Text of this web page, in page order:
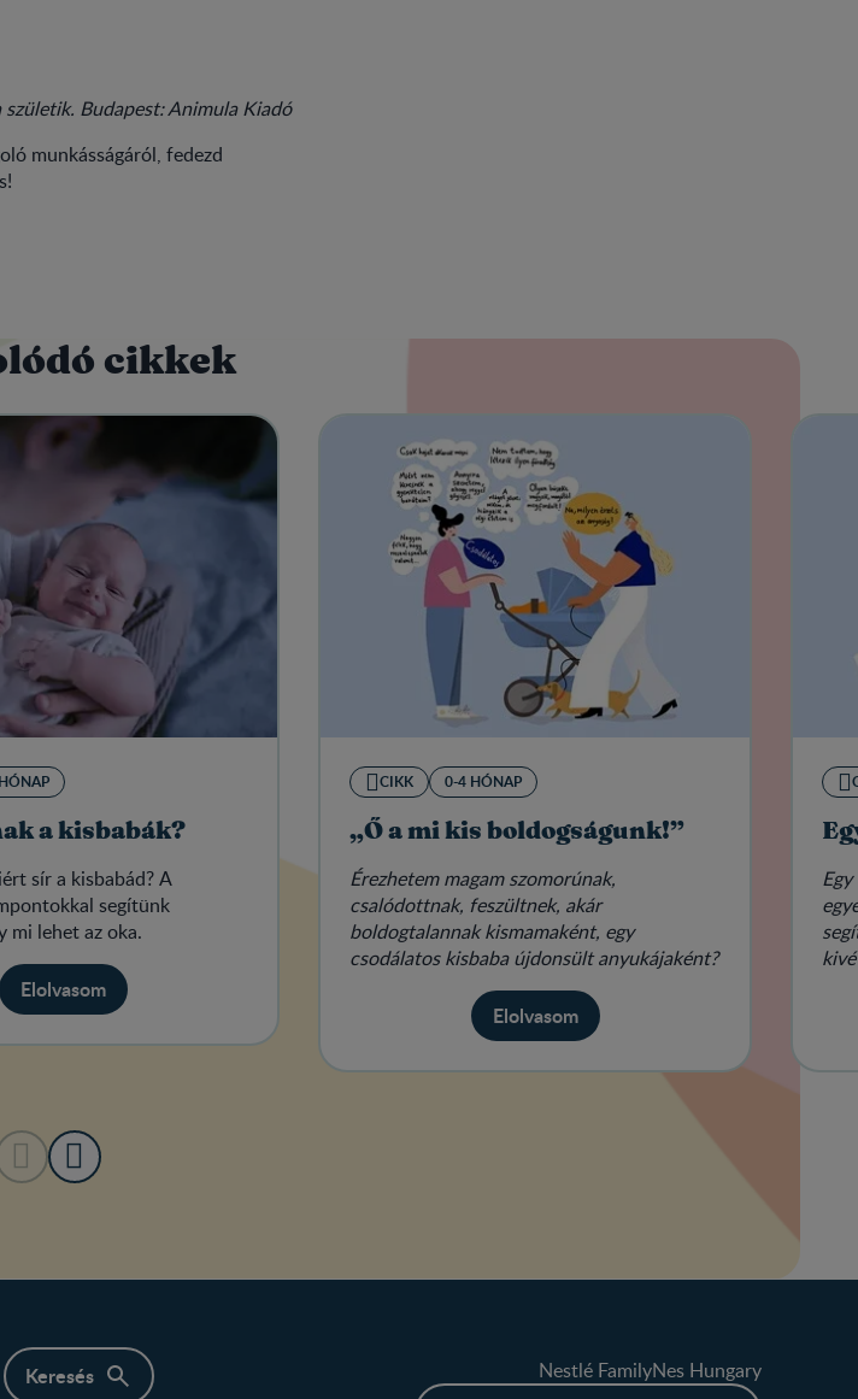
Budapest: Animula Kiadó
munkásságáról, fedezd
cikkek
a kisbabák?
sír a kisbabád? A
segítünk
mi lehet az oka.
Elolvasom
CIKK 0-4 HÓNAP
„Ő a mi kis boldogságunk!”
Érezhetem magam szomorúnak,
csalódottnak, feszültnek, akár
boldogtalannak kismamaként, egy
csodálatos kisbaba újdonsült anyukájaként?
Elolvasom
Nestlé FamilyNes Hungary